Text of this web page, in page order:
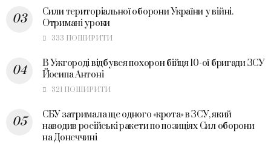
Сили територіальної оборони України у війні.
Отримані уроки
333 ПОШИРИТИ
В Ужгороді відбувся похорон бійця 10-ої бригади ЗСУ
Йосипа Антоні
321 ПОШИРИТИ
СБУ затримала ще одного «крота» в ЗСУ, який
наводив російські ракети по позиціях Сил оборони
на Донеччині